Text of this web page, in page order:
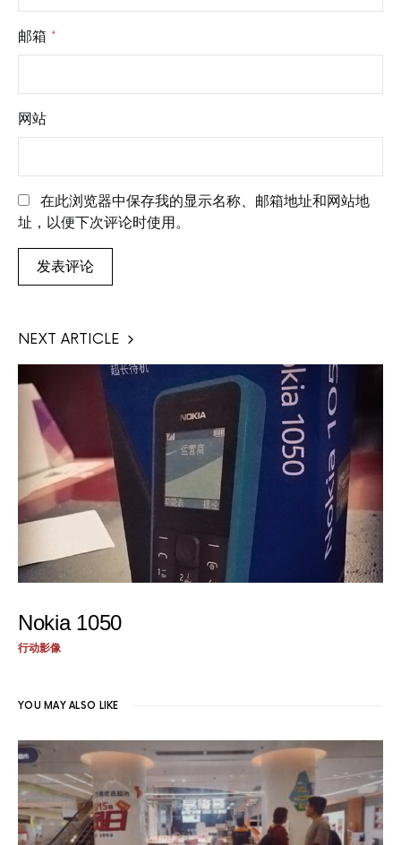
邮箱 *
网站
在此浏览器中保存我的显示名称、邮箱地址和网站地
址，以便下次评论时使用。
NEXT ARTICLE
Nokia 1050
行动影像
YOU MAY ALSO LIKE